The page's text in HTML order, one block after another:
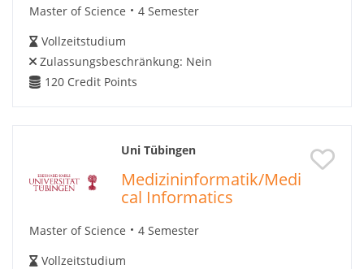
Master of Science
4 Semester
Vollzeitstudium
Zulassungsbeschränkung: Nein
120 Credit Points
Uni Tübingen
Medizininformatik/Medi
cal Informatics
Master of Science
4 Semester
Vollzeitstudium